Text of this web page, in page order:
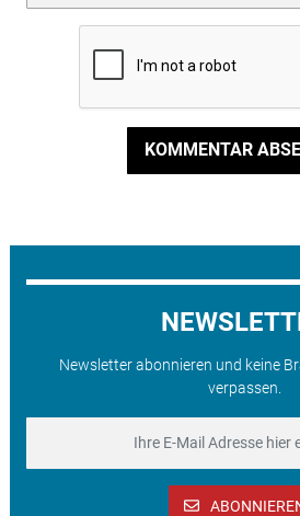
KOMMENTAR
Newsletter abonnieren und keine
verpassen.